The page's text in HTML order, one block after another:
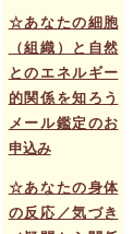
☆あなたの細胞
（組織）と自然
とのエネルギー
的関係を知ろう
メール鑑定のお
申込み
☆あなたの身体
の反応／気づき